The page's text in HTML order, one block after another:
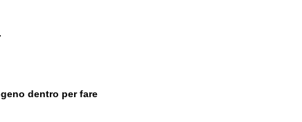
dentro per fare